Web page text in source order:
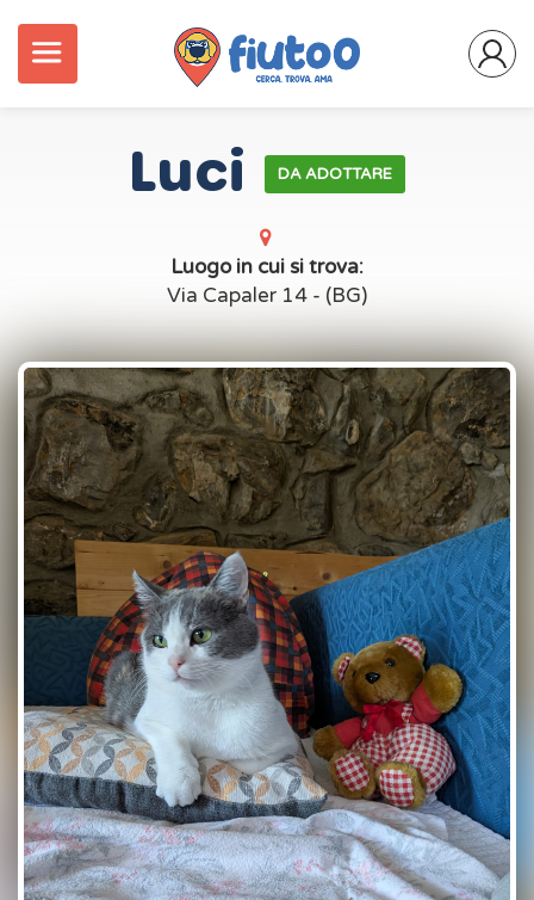
Luci DA ADOTTARE
Luogo in cui si trova:
Via Capaler 14 - (BG)